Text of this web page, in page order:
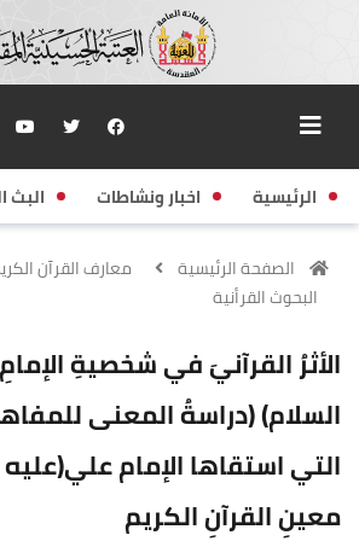
الرئيسية اخبار ونشاطات البث
الصفحة الرئيسية
معارف القرآن
البحوث القرأنية
الأثرُ القرآنيَ في شخصيةِ
السلام) (دراسةُ المعنى
التي استقاها الإمام
معينِ القرآنِ الكريم